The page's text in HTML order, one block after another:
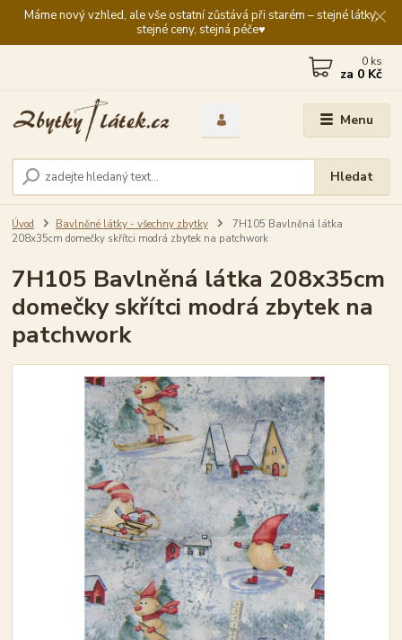
Máme nový vzhled, ale vše ostatní zůstává při starém – stejné látky,
stejné ceny, stejná péče♥️
Menu
Hledat
0 ks
za 0 Kč
Úvod Bavlněné látky - všechny zbytky
7H105 Bavlněná látka
208x35cm domečky skřítci modrá zbytek na patchwork
7H105 Bavlněná látka 208x35cm
domečky skřítci modrá zbytek na
patchwork